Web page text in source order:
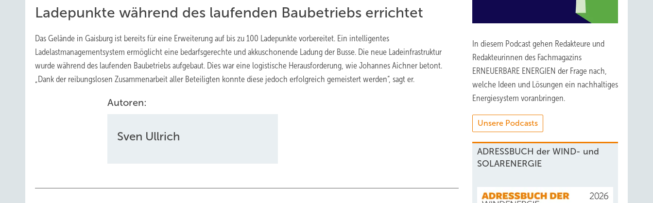
Ladepunkte während des laufenden Baubetriebs errichtet
Das Gelände in Gaisburg ist bereits für eine Erweiterung auf bis zu 100 Ladepunkte vorbereitet. Ein intelligentes
Ladelastmanagementsystem ermöglicht eine bedarfsgerechte und akkuschonende Ladung der Busse. Die neue Ladeinfrastruktur
wurde während des laufenden Baubetriebs aufgebaut. Dies war eine logistische Herausforderung, wie Johannes Aichner betont.
„Dank der reibungslosen Zusammenarbeit aller Beteiligten konnte diese jedoch erfolgreich gemeistert werden“, sagt er.
Autoren:
Sven Ullrich
In diesem Podcast gehen Redakteure und
Redakteurinnen des Fachmagazins
ERNEUERBARE ENERGIEN der Frage nach,
welche Ideen und Lösungen ein nachhaltiges
Energiesystem voranbringen.
Unsere Podcasts
ADRESSBUCH der WIND- und
SOLARENERGIE